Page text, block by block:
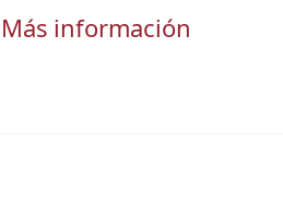
Más información